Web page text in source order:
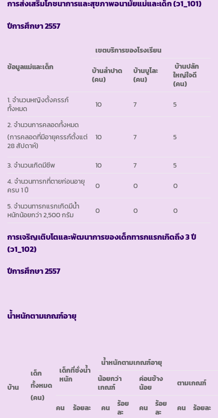
การส่งเสริมโภชนาการและสุขภาพอนามัยแม่และเด็ก(ว1_101)
ปีการศึกษา2557
ข้อมูลแม่และเด็ก
เขตบริการของโรงเรียน
บ้านลำปาด
(คน)
บ้านบูโละ
(คน)
บ้านปลัก
ใหญ่ใจดี
(คน)
1. จำนวนหญิงตั้งครรภ์
ทั้งหมด
10 7
5
2. จำนวนการคลอดทั้งหมด
(การคลอดที่มีอายุครรภ์ตั้งแต่
28 สัปดาห์)
10 7 5
3. จำนวนเกิดมีชีพ 10 7
5
4. จำนวนทารกที่ตายก่อนอายุ
ครบ 1 ปี
0 0
0
5. จำนวนทารกแรกเกิดมีน้ำ
หนักน้อยกว่า 2,500 กรัม
0 0 0
การเจริญเติบโตและพัฒนาการของเด็กทารกแรกเกิดถึง3 ปี
(ว1_102)
ปีการศึกษา2557
น้ำหนักตามเกณฑ์อายุ
บ้าน
เด็ก
ทั้งหมด
(คน)
เด็กที่ชั่งน้ำ
หนัก
น้ำหนักตามเกณฑ์อายุ
น้อยกว่า
เกณฑ์
ค่อนข้าง
น้อย
ตามเกณฑ์
คน ร้อยละ คน
ร้อย
ละ
คน
ร้อย
ละ
คน
ร้อยละ